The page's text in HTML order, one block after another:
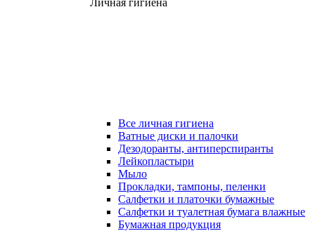
Личная гигиена
Все личная гигиена
Ватные диски и палочки
Дезодоранты, антиперспиранты
Лейкопластыри
Мыло
Прокладки, тампоны, пеленки
Салфетки и платочки бумажные
Салфетки и туалетная бумага влажные
Бумажная продукция